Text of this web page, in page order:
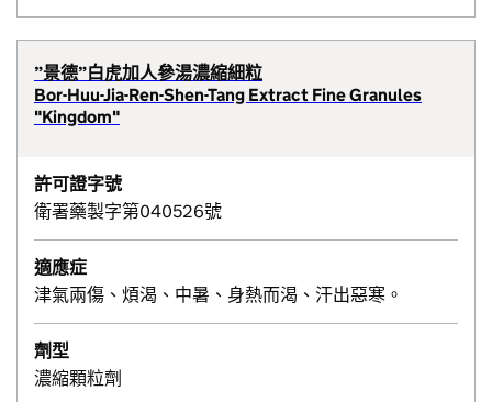
”景德”白虎加人參湯濃縮細粒
Bor-Huu-Jia-Ren-Shen-Tang Extract Fine Granules
"Kingdom"
許可證字號
衛署藥製字第040526號
適應症
津氣兩傷、煩渴、中暑、身熱而渴、汗出惡寒。
劑型
濃縮顆粒劑